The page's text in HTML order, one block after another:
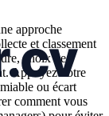
approche
et classement
choix de
Appuyez votre
ou écart
comment vous